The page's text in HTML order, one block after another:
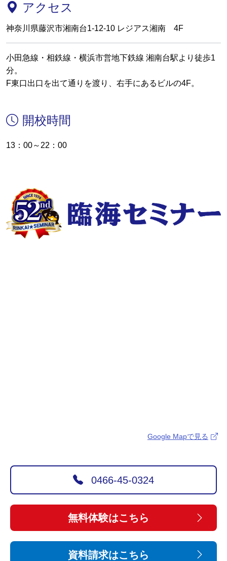
アクセス
神奈川県藤沢市湘南台1-12-10 レジアス湘南 4F
小田急線・相鉄線・横浜市営地下鉄線 湘南台駅より徒歩1
分。
F東口出口を出て通りを渡り、右手にあるビルの4F。
開校時間
13：00～22：00
Google Mapで見る
0466-45-0324
無料体験はこちら
資料請求はこちら